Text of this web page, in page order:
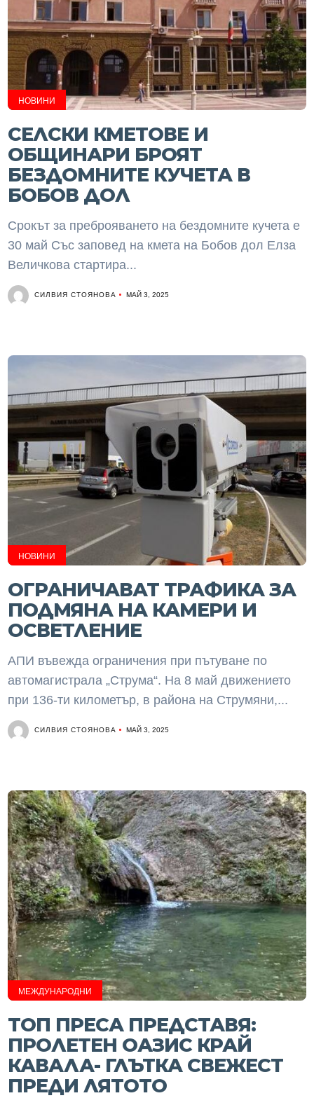
НОВИНИ
СЕЛСКИ КМЕТОВЕ И
ОБЩИНАРИ БРОЯТ
БЕЗДОМНИТЕ КУЧЕТА В
БОБОВ ДОЛ
Срокът за преброяването на бездомните кучета е
30 май Със заповед на кмета на Бобов дол Елза
Величкова стартира...
СИЛВИЯ СТОЯНОВА МАЙ 3, 2025
НОВИНИ
ОГРАНИЧАВАТ ТРАФИКА ЗА
ПОДМЯНА НА КАМЕРИ И
ОСВЕТЛЕНИЕ
АПИ въвежда ограничения при пътуване по
автомагистрала „Струма“. На 8 май движението
при 136-ти километър, в района на Струмяни,...
СИЛВИЯ СТОЯНОВА МАЙ 3, 2025
МЕЖДУНАРОДНИ
ТОП ПРЕСА ПРЕДСТАВЯ:
ПРОЛЕТЕН ОАЗИС КРАЙ
КАВАЛА- ГЛЪТКА СВЕЖЕСТ
ПРЕДИ ЛЯТОТО